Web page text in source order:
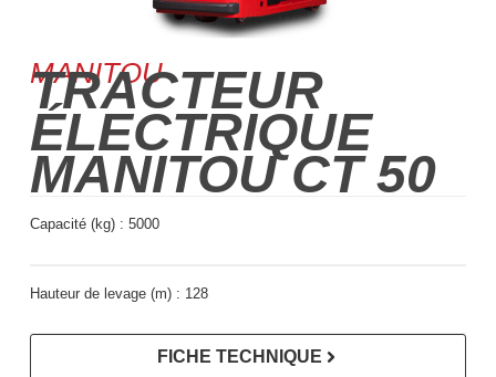
MANITOU
TRACTEUR
ÉLECTRIQUE
MANITOU CT 50
Capacité (kg) : 5000
Hauteur de levage (m) : 128
FICHE TECHNIQUE